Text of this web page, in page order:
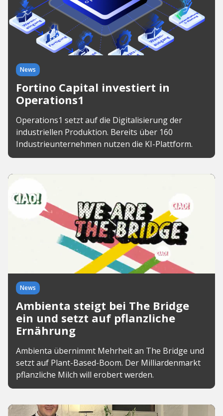
News
Fortino Capital investiert in
Operations1
Operations1 setzt auf die Digitalisierung der
industriellen Produktion. Bereits über 160
Industrieunternehmen nutzen die KI-Plattform.
News
Ambienta steigt bei The Bridge
ein und setzt auf pflanzliche
Ernährung
Ambienta übernimmt Mehrheit an The Bridge und
setzt auf Plant-Based-Boom. Der Milliardenmarkt
pflanzliche Milch will erobert werden.